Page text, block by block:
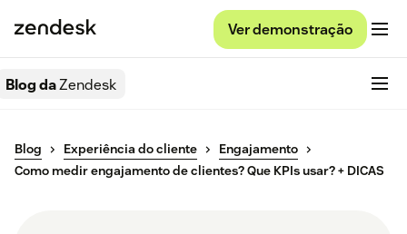
Ver demonstração
Blog daZendesk
Blog Experiência do cliente
Engajamento
Como medir engajamento de clientes? Que KPIs usar? + DICAS